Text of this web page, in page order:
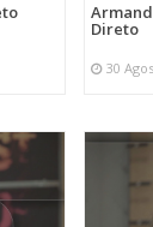
Direto
30